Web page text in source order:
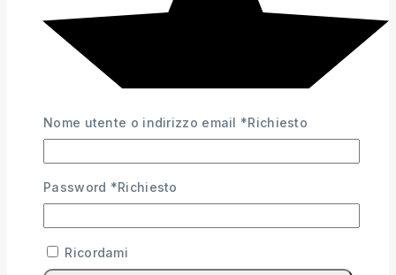
Nome utente o indirizzo email *Richiesto
Password *Richiesto
Ricordami